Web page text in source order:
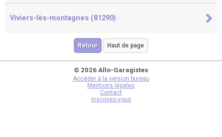
Viviers-lès-montagnes (81290)
Retour Haut de page
© 2026 Allo-Garagistes
Accéder à la version bureau
Mentions légales
Contact
Inscrivez-vous